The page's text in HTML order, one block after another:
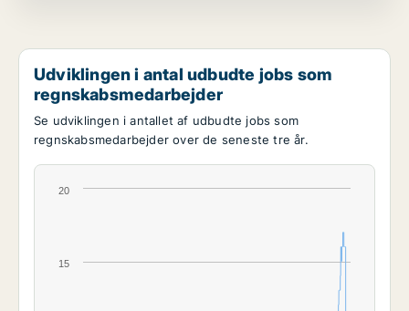
Udviklingen i antal udbudte jobs som
regnskabsmedarbejder
Se udviklingen i antallet af udbudte jobs som
regnskabsmedarbejder over de seneste tre år.
15
20